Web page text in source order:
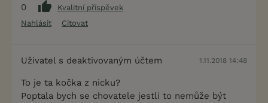
0
Kvalitní příspěvek
Nahlásit
Citovat
Uživatel s deaktivovaným účtem 1.11.2018 14:48
To je ta kočka z nicku?
Poptala bych se chovatele jestli to nemůže být